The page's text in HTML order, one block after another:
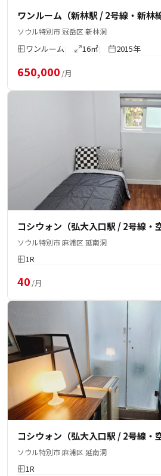
ワンルーム（新林駅 / 2号線・新林線
ソウル特別市 冠岳区 新林洞
ワンルーム 16㎡ 2015年
650,000 /月
コシウォン（弘大入口駅 / 2号線・
ソウル特別市 麻浦区 延南洞
1R
40 /月
コシウォン（弘大入口駅 / 2号線・
ソウル特別市 麻浦区 延南洞
1R